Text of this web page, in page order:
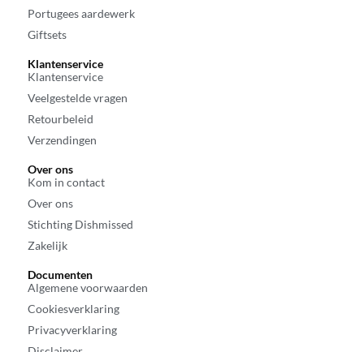
Portugees aardewerk
Giftsets
Klantenservice
Klantenservice
Veelgestelde vragen
Retourbeleid
Verzendingen
Over ons
Kom in contact
Over ons
Stichting Dishmissed
Zakelijk
Documenten
Algemene voorwaarden
Cookiesverklaring
Privacyverklaring